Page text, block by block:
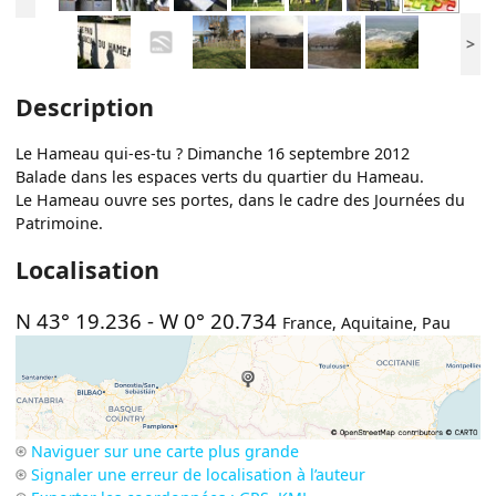
>
Description
Le Hameau qui-es-tu ? Dimanche 16 septembre 2012
Balade dans les espaces verts du quartier du Hameau.
Le Hameau ouvre ses portes, dans le cadre des Journées du
Patrimoine.
Localisation
N 43° 19.236 -W 0° 20.734 France,Aquitaine, Pau
Naviguer sur une carte plus grande
Signaler une erreur de localisation à l’auteur